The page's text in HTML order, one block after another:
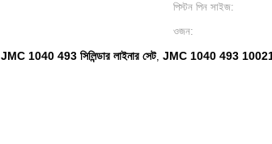
পিস্টন পিন সাইজ:
ওজন:
JMC 1040 493 সিলিন্ডার লাইনার সেট, JMC 1040 493